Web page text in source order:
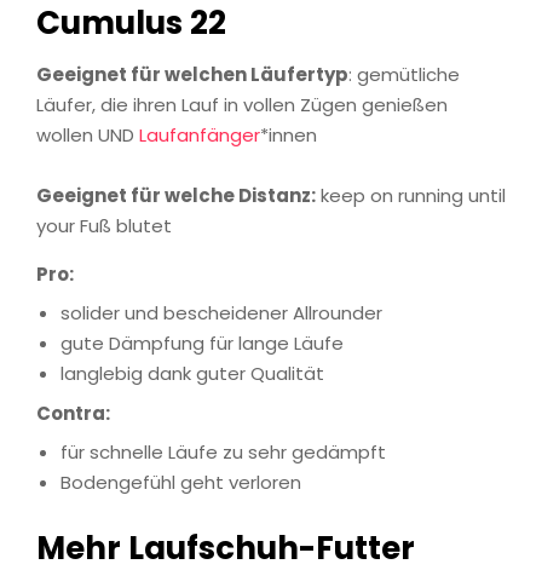
Cumulus 22
Geeignet für welchen Läufertyp: gemütliche
Läufer, die ihren Lauf in vollen Zügen genießen
wollen UND Laufanfänger*innen
Geeignet für welche Distanz:keep on running until
your Fuß blutet
Pro:
solider und bescheidener Allrounder
gute Dämpfung für lange Läufe
langlebig dank guter Qualität
Contra:
für schnelle Läufe zu sehr gedämpft
Bodengefühl geht verloren
Mehr Laufschuh-Futter